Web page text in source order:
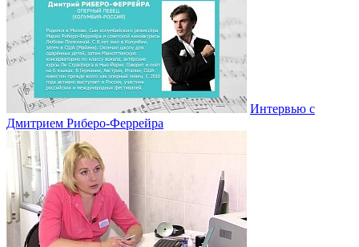
Интервью с
Дмитрием Риберо-Феррейра